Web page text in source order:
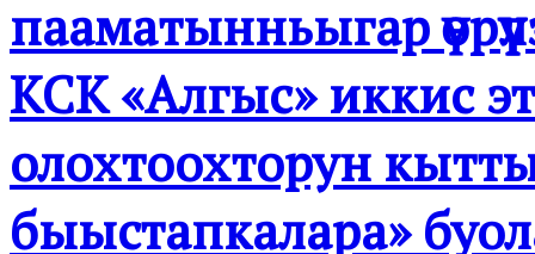
пааматынньыгар
КСК «Алгыс» иккис
олохтоохторун
быыстапкалара»